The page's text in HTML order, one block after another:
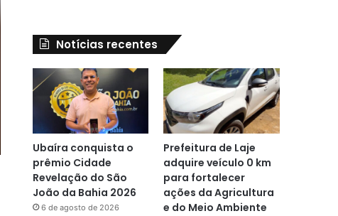
Notícias recentes
Ubaíra conquista o
prêmio Cidade
Revelação do São
João da Bahia 2026
6 de agosto de 2026
Prefeitura de Laje
adquire veículo 0 km
para fortalecer
ações da Agricultura
e do Meio Ambiente